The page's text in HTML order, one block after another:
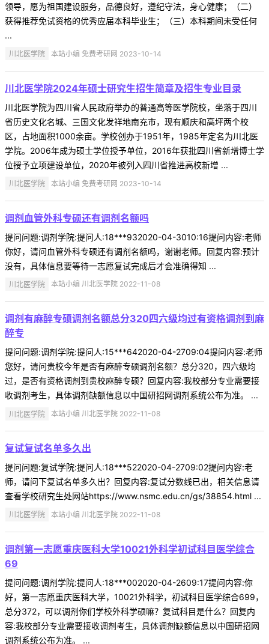
领导，愿为祖国建设服务，品德良好，遵纪守法，身心健康；（二）
获得推荐免试资格的优秀应届本科毕业生；（三）本科期间未受任何
...
川北医学院 本站小编 免费考研网 2023-10-14
川北医学院2024年硕士研究生招生简章及招生专业目录
川北医学院为四川省人民政府举办的普通高等医学院校，坐落于四川
省历史文化名城、三国文化发祥地南充市，现有顺庆和高坪两个校
区，占地面积1000余亩。学校创办于1951年，1985年定名为川北医
学院。2006年成为硕士学位授予单位，2016年获批四川省新增博士学
位授予立项建设单位，2020年被列入四川省推进高校新增 ...
川北医学院 本站小编 免费考研网 2023-10-14
调剂血管外科专硕还有调剂名额吗
提问问题:调剂学院:提问人:18***932020-04-3010:16提问内容:老师
你好，请问血管外科专硕还有调剂名额吗，谢谢老师。回复内容:预计
没有，具体信息要等待一志愿复试完成后才会准确得知 ...
川北医学院 本站小编 川北医学院 2022-11-08
调剂有麻醉专硕调剂名额总分320四六级均过有资格调剂到麻
醉专
提问问题:调剂学院:提问人:15***642020-04-2709:04提问内容:老师
您好，请问贵校今年是否有麻醉专硕调剂名额？总分320，四六级均
过，是否有资格调剂到贵校麻醉专硕？回复内容:我校部分专业需要接
收调剂考生，具体调剂缺额信息以中国研招网调剂系统公布为准。 ...
川北医学院 本站小编 川北医学院 2022-11-08
复试复试名单多久出
提问问题:复试学院:提问人:18***522020-04-2709:02提问内容:老
师，请问下复试名单多久出？回复内容:复试分数线已出，相关信息请
查看学校研究生处网站https://www.nsmc.edu.cn/gs/38854.html ...
川北医学院 本站小编 川北医学院 2022-11-08
调剂第一志愿重庆医科大学10021外科学初试科目医学综合
69
提问问题:调剂学院:提问人:18***002020-04-2609:17提问内容:你
好，第一志愿重庆医科大学，10021外科学，初试科目医学综合699，
总分372，可以调剂你们学校外科学硕嘛？复试科目是什么？回复内
容:我校部分专业需要接收调剂考生，具体调剂缺额信息以中国研招网
调剂系统公布为准。 ...